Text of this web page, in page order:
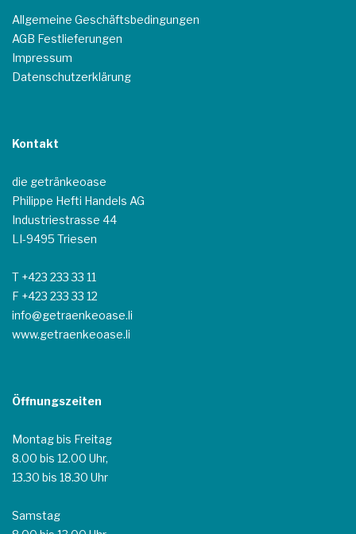
Allgemeine Geschäftsbedingungen
AGB Festlieferungen
Impressum
Datenschutzerklärung
Kontakt
die getränkeoase
Philippe Hefti Handels AG
Industriestrasse 44
LI-9495 Triesen
T +423 233 33 11
F +423 233 33 12
info@getraenkeoase.li
www.getraenkeoase.li
Öffnungszeiten
Montag bis Freitag
8.00 bis 12.00 Uhr,
13.30 bis 18.30 Uhr
Samstag